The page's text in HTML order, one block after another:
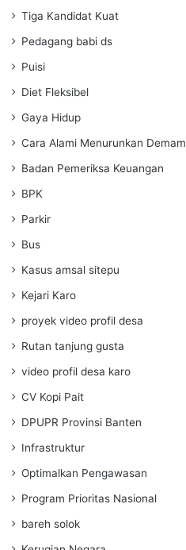
Tiga Kandidat Kuat
Pedagang babi ds
Puisi
Diet Fleksibel
Gaya Hidup
Cara Alami Menurunkan Demam
Badan Pemeriksa Keuangan
BPK
Parkir
Bus
Kasus amsal sitepu
Kejari Karo
proyek video profil desa
Rutan tanjung gusta
video profil desa karo
CV Kopi Pait
DPUPR Provinsi Banten
Infrastruktur
Optimalkan Pengawasan
Program Prioritas Nasional
bareh solok